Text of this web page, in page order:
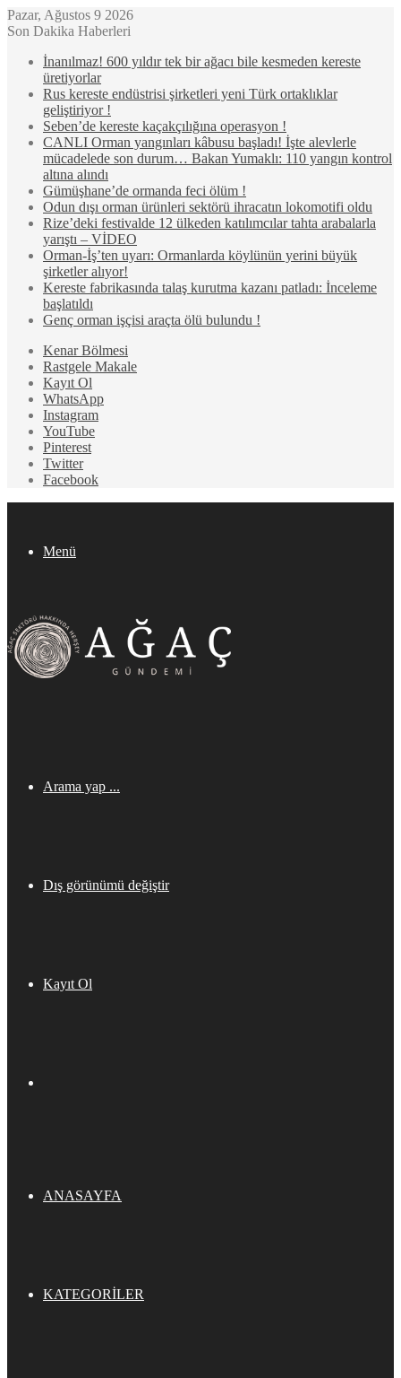
Pazar, Ağustos 9 2026
Son Dakika Haberleri
İnanılmaz! 600 yıldır tek bir ağacı bile kesmeden kereste
üretiyorlar
Rus kereste endüstrisi şirketleri yeni Türk ortaklıklar
geliştiriyor !
Seben’de kereste kaçakçılığına operasyon !
CANLI Orman yangınları kâbusu başladı! İşte alevlerle
mücadelede son durum… Bakan Yumaklı: 110 yangın kontrol
altına alındı
Gümüşhane’de ormanda feci ölüm !
Odun dışı orman ürünleri sektörü ihracatın lokomotifi oldu
Rize’deki festivalde 12 ülkeden katılımcılar tahta arabalarla
yarıştı – VİDEO
Orman-İş’ten uyarı: Ormanlarda köylünün yerini büyük
şirketler alıyor!
Kereste fabrikasında talaş kurutma kazanı patladı: İnceleme
başlatıldı
Genç orman işçisi araçta ölü bulundu !
Kenar Bölmesi
Rastgele Makale
Kayıt Ol
WhatsApp
Instagram
YouTube
Pinterest
Twitter
Facebook
Menü
Arama yap ...
Dış görünümü değiştir
Kayıt Ol
ANASAYFA
KATEGORILER